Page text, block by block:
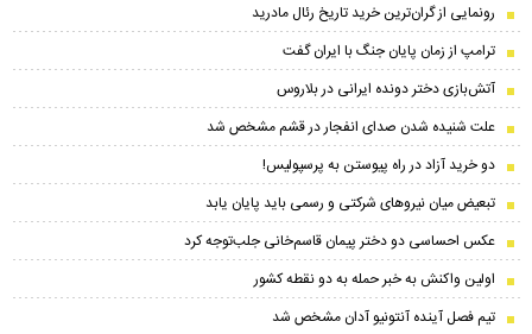
رونمایی از گران‌ترین خرید تاریخ رئال مادرید
ترامپ از زمان پایان جنگ با ایران گفت
آتش‌بازی دختر دونده ایرانی در بلاروس
علت شنیده شدن صدای انفجار در قشم مشخص شد
دو خرید آزاد در راه پیوستن به پرسپولیس!
تبعیض میان نیروهای شرکتی و رسمی باید پایان یابد
عکس احساسی دو دختر پیمان‌ قاسم‌خانی جلب‌توجه کرد
اولین واکنش به خبر حمله به دو نقطه کشور
تیم فصل آینده آنتونیو آدان مشخص شد